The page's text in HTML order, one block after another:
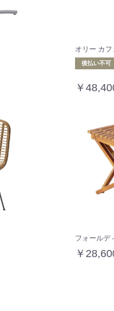
オリー カ
後払い不可
￥
フォールデ
￥